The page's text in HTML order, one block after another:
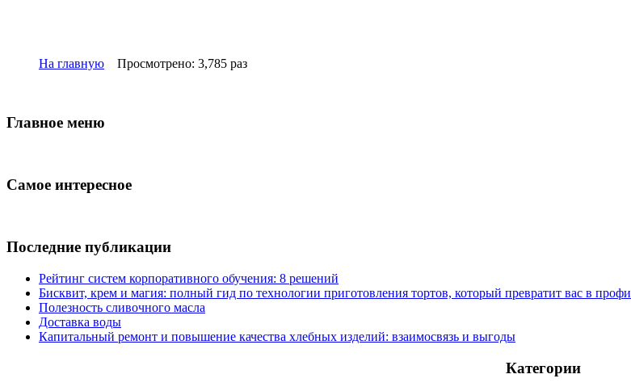
На главную Просмотрено: 3,785 раз
Главное меню
Самое интересное
Последние публикации
Рейтинг систем корпоративного обучения: 8 решений
Бисквит, крем и магия: полный гид по технологии приготовления тортов, который превратит вас в профи
Полезность сливочного масла
Доставка воды
Капитальный ремонт и повышение качества хлебных изделий: взаимосвязь и выгоды
Категории